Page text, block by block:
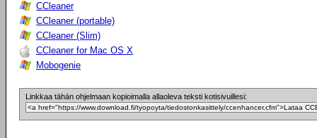
CCleaner
CCleaner (portable)
CCleaner (Slim)
CCleaner for Mac OS X
Mobogenie
Linkkaa tähän ohjelmaan kopioimalla allaoleva teksti kotisivuillesi: